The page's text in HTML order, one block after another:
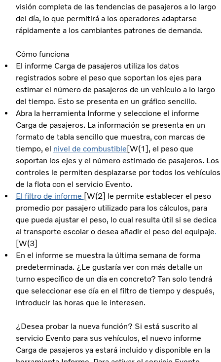
visión completa de las tendencias de pasajeros a lo largo
del día, lo que permitirá a los operadores adaptarse
rápidamente a los cambiantes patrones de demanda.
Cómo funciona
El informe Carga de pasajeros utiliza los datos
registrados sobre el peso que soportan los ejes para
estimar el número de pasajeros de un vehículo a lo largo
del tiempo. Esto se presenta en un gráfico sencillo.
Abra la herramienta Informe y seleccione el informe
Carga de pasajeros. La información se presenta en un
formato de tabla sencillo que muestra, con marcas de
tiempo, el nivel de combustible [W(1], el peso que
soportan los ejes y el número estimado de pasajeros. Los
controles le permiten desplazarse por todos los vehículos
de la flota con el servicio Evento.
El filtro de informe [W(2] le permite establecer el peso
promedio por pasajero utilizado para los cálculos, para
que pueda ajustar el peso, lo cual resulta útil si se dedica
al transporte escolar o desea añadir el peso del equipaje.
[W(3]
En el informe se muestra la última semana de forma
predeterminada. ¿Le gustaría ver con más detalle un
turno específico de un día en concreto? Tan solo tendrá
que seleccionar ese día en el filtro de tiempo y después,
introducir las horas que le interesen.
¿Desea probar la nueva función? Si está suscrito al
servicio Evento para sus vehículos, el nuevo informe
Carga de pasajeros ya estará incluido y disponible en la